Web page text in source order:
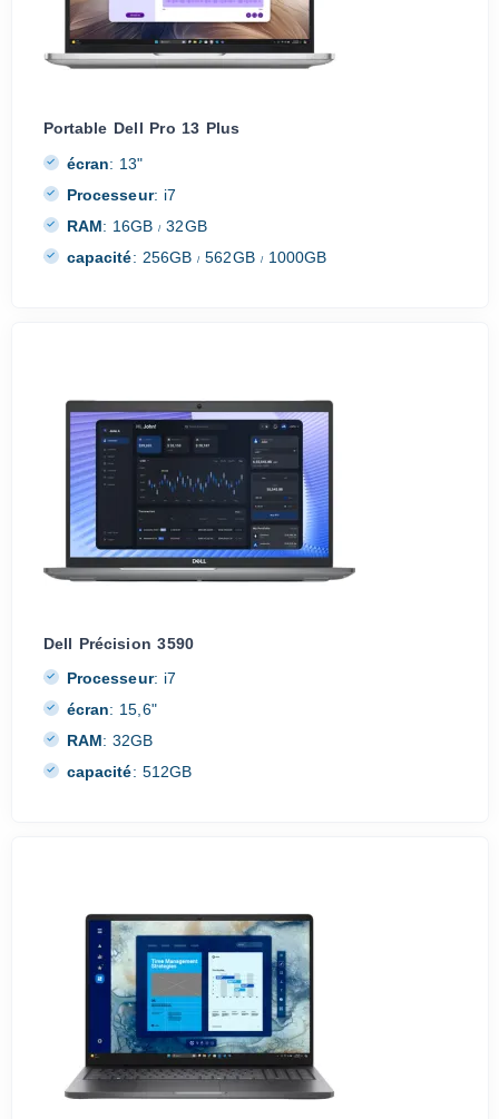
Portable Dell Pro 13 Plus
écran: 13"
Processeur: i7
RAM: 16GB/ 32GB
capacité: 256GB/ 562GB /1000GB
Dell Précision 3590
Processeur: i7
écran: 15,6"
RAM: 32GB
capacité: 512GB